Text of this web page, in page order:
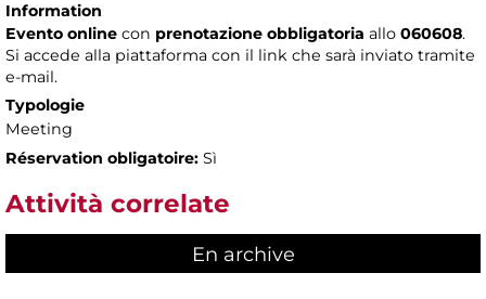
Information
Evento online con prenotazione obbligatoria allo 060608.
Si accede alla piattaforma con il link che sarà inviato tramite
e-mail.
Typologie
Meeting
Réservation obligatoire: Sì
Attività correlate
En archive